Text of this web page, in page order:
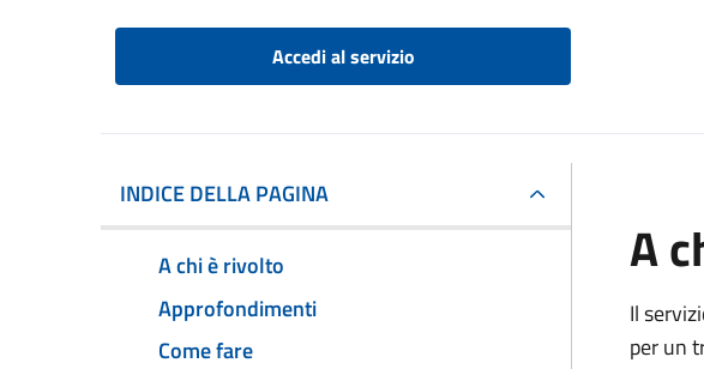
Accedi al servizio
INDICE DELLA PAGINA
A chi è rivolto
Approfondimenti
Come fare
A
Il
per un